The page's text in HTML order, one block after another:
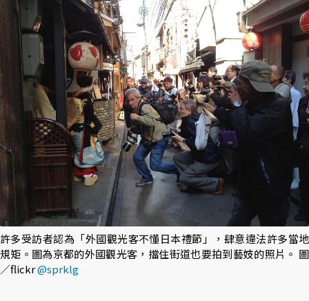
許多受訪者認為「外國觀光客不懂日本禮節」，肆意違法許多當地
規矩。圖為京都的外國觀光客，擋住街道也要拍到藝妓的照片。 圖
／flickr@sprklg